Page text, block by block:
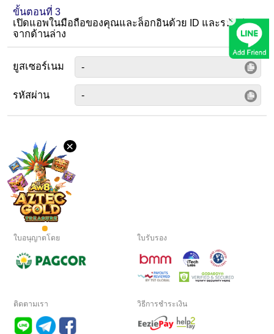
×
×
ขั้นตอนที่ 3
เปิดแอพในมือถือของคุณและล็อกอินด้วย ID และรหัสผ่าน
จากด้านล่าง
ยูสเซอร์เนม
รหัสผ่าน
ลีดเดอร์
บอร์ด
รางวัล
ดาวน์โหลด
VIP
ใบอนุญาตโดย ใบรับรอง
วิธีการชำระเงิน
ติดตามเรา